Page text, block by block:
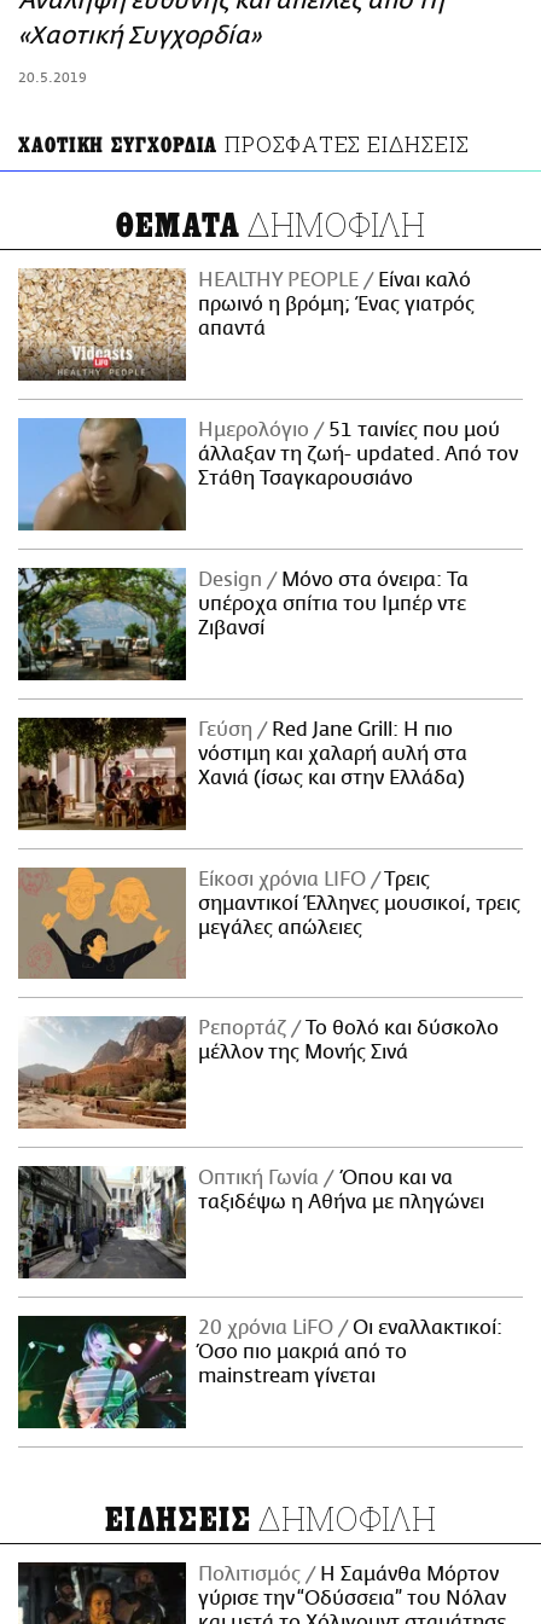
ΑΜΠΑ
«Χαοτική Συγχορδία»
20.5.2019
ΧΑΟΤΙΚΗ ΣΥΓΧΟΡΔΙΑ ΠΡΟΣΦΑΤΕΣ ΕΙΔΗΣΕΙΣ
ΘΕΜΑΤΑ ΔΗΜΟΦΙΛΗ
HEALTHY PEOPLE
Είναι καλό
πρωινό η βρόμη; Ένας γιατρός
απαντά
Ημερολόγιο
51 ταινίες που μού
άλλαξαν τη ζωή- updated. Aπό τον
Στάθη Τσαγκαρουσιάνο
Design
Μόνο στα όνειρα: Τα
υπέροχα σπίτια του Ιμπέρ ντε
Ζιβανσί
Γεύση
Red Jane Grill: Η πιο
νόστιμη και χαλαρή αυλή στα
Χανιά (ίσως και στην Ελλάδα)
Είκοσι χρόνια LIFO
Tρεις
σημαντικοί Έλληνες μουσικοί, τρεις
μεγάλες απώλειες
Ρεπορτάζ
Το θολό και δύσκολο
μέλλον της Μονής Σινά
Οπτική Γωνία
Όπου και να
ταξιδέψω η Αθήνα με πληγώνει
20 χρόνια LiFO
Οι εναλλακτικοί:
Όσο πιο μακριά από το
mainstream γίνεται
ΕΙΔΗΣΕΙΣ ΔΗΜΟΦΙΛΗ
Πολιτισμός
Η Σαμάνθα Μόρτον
γύρισε την “Οδύσσεια” του Νόλαν